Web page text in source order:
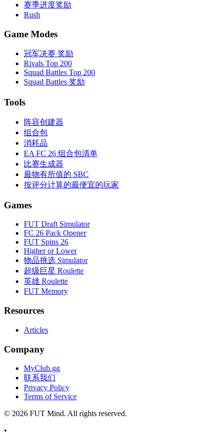
赛季进度奖励
Rush
Game Modes
冠军决赛 奖励
Rivals Top 200
Squad Battles Top 200
Squad Battles 奖励
Tools
阵容创建器
组合包
消耗品
EA FC 26 组合包清单
比赛生成器
最物有所值的 SBC
按评分计算的最便宜的玩家
Games
FUT Draft Simulator
FC 26 Pack Opener
FUT Spins 26
Higher or Lower
物品挑选 Simulator
超级巨星 Roulette
英雄 Roulette
FUT Memory
Resources
Articles
Company
MyClub.gg
联系我们
Privacy Policy
Terms of Service
© 2026 FUT Mind. All rights reserved.
•